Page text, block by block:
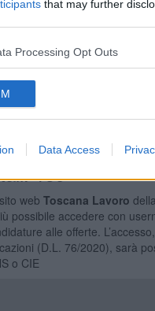
that may further
Processing Opt Outs
Data Access
20
Determinato
Indeterminato11
159
web Toscana Lavoro
possibile accedere con
alle offerte.
(D.L. 76/2020), sarà
o CIE